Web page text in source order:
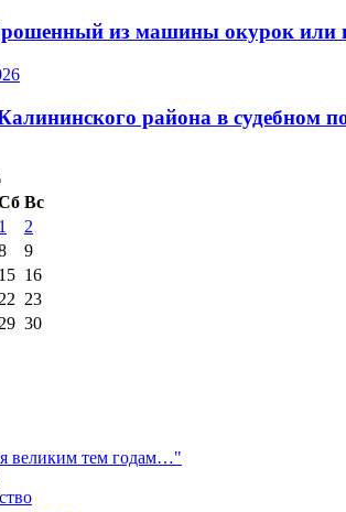
из машины окурок или
района в судебном
Вс
1
2
9
15 16
23
30
великим тем годам…"